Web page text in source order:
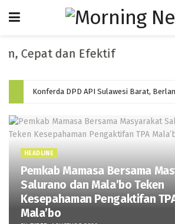
dan Efektif
HEADLINE
Pemkab Mamasa Bersama
Salurano dan Mala’bo Teken
Kesepahaman Pengaktifan
Mala’bo